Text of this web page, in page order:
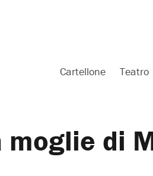
Cartellone Teatro
moglie di